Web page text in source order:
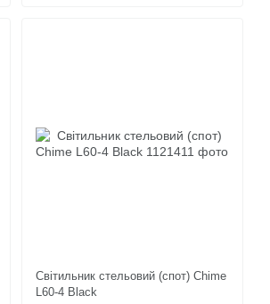
Світильник стельовий (спот) Chime
L60-4 Black